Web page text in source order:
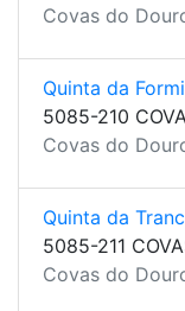
Covas do
Quinta da
5085-210
Covas do
Quinta da
5085-211
Covas do